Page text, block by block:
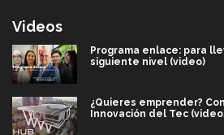
Videos
Programa enlace: para
siguiente nivel (video)
¿Quieres emprender?
Innovación del Tec